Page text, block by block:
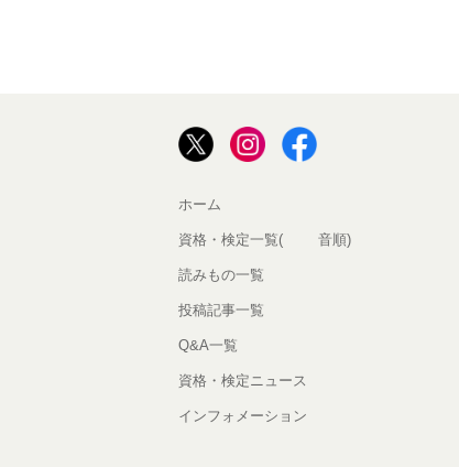
ホーム
資格・検定一覧(50音順)
読みもの一覧
投稿記事一覧
Q&A一覧
資格・検定ニュース
インフォメーション